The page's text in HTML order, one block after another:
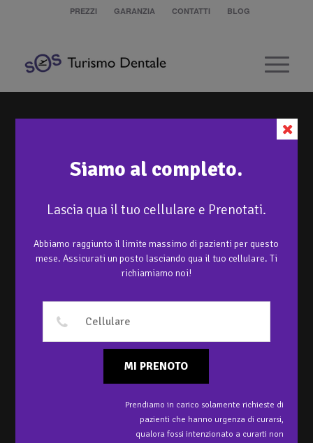
PREZZI GARANZIA CONTATTI BLOG
TASSE E COSTI
MATERIALI DENTALI
IN CROAZIA
Clinica Dental Centar B2 di Zagabria
Si pensa spesso che il prezzo basso significa qualità bassa,
scopriamo perché all’estero il dentista costa poco. Quali le tasse
e i costi dei materiali dentali in Croazia?
Siamo al completo.
Lascia qua il tuo cellulare e Prenotati.
Abbiamo raggiunto il limite massimo di pazienti per questo
mese. Assicurati un posto lasciando qua il tuo cellulare. Ti
richiamiamo noi!
MI PRENOTO
Prendiamo in carico solamente richieste di
pazienti che hanno urgenza di curarsi,
qualora fossi intenzionato a curarti non